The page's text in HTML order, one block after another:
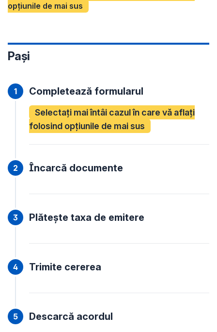
opțiunile de mai sus
Pași
Completează formularul
Selectați mai întâi cazul în care vă aflați
folosind opțiunile de mai sus
Încarcă documente
Plătește taxa de emitere
Trimite cererea
Descarcă acordul